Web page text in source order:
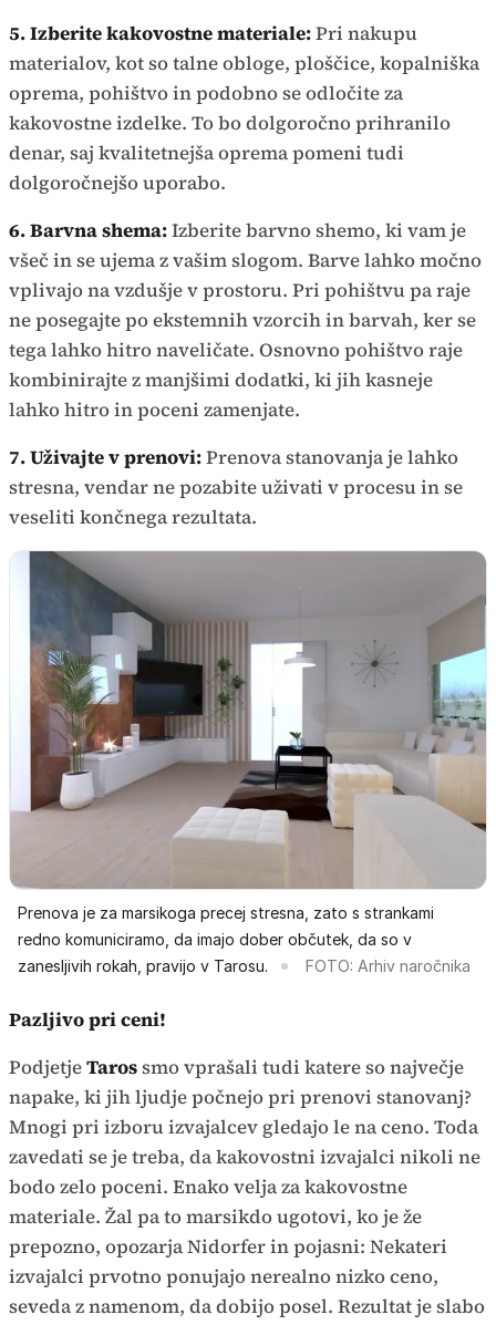
5. Izberite kakovostne materiale:Pri nakupu
materialov, kot so talne obloge, ploščice, kopalniška
oprema, pohištvo in podobno se odločite za
kakovostne izdelke. To bo dolgoročno prihranilo
denar, saj kvalitetnejša oprema pomeni tudi
dolgoročnejšo uporabo.
6. Barvna shema:Izberite barvno shemo, ki vam je
všeč in se ujema z vašim slogom. Barve lahko močno
vplivajo na vzdušje v prostoru. Pri pohištvu pa raje
ne posegajte po ekstemnih vzorcih in barvah, ker se
tega lahko hitro naveličate. Osnovno pohištvo raje
kombinirajte z manjšimi dodatki, ki jih kasneje
lahko hitro in poceni zamenjate.
7. Uživajte v prenovi:Prenova stanovanja je lahko
stresna, vendar ne pozabite uživati v procesu in se
veseliti končnega rezultata.
Prenova je za marsikoga precej stresna, zato s strankami
redno komuniciramo, da imajo dober občutek, da so v
zanesljivih rokah, pravijo v Tarosu.
FOTO: Arhiv naročnika
Pazljivo pri ceni!
PodjetjeTarossmo vprašali tudi katere so največje
napake, ki jih ljudje počnejo pri prenovi stanovanj?
Mnogi pri izboru izvajalcev gledajo le na ceno. Toda
zavedati se je treba, da kakovostni izvajalci nikoli ne
bodo zelo poceni. Enako velja za kakovostne
materiale. Žal pa to marsikdo ugotovi, ko je že
prepozno, opozarja Nidorfer in pojasni: Nekateri
izvajalci prvotno ponujajo nerealno nizko ceno,
seveda z namenom, da dobijo posel. Rezultat je slabo